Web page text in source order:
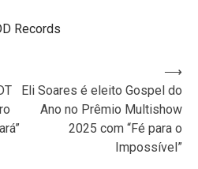
Records
Eli Soares é eleito Gospel do
Ano no Prêmio Multishow
2025 com “Fé para o
Impossível”
⟶